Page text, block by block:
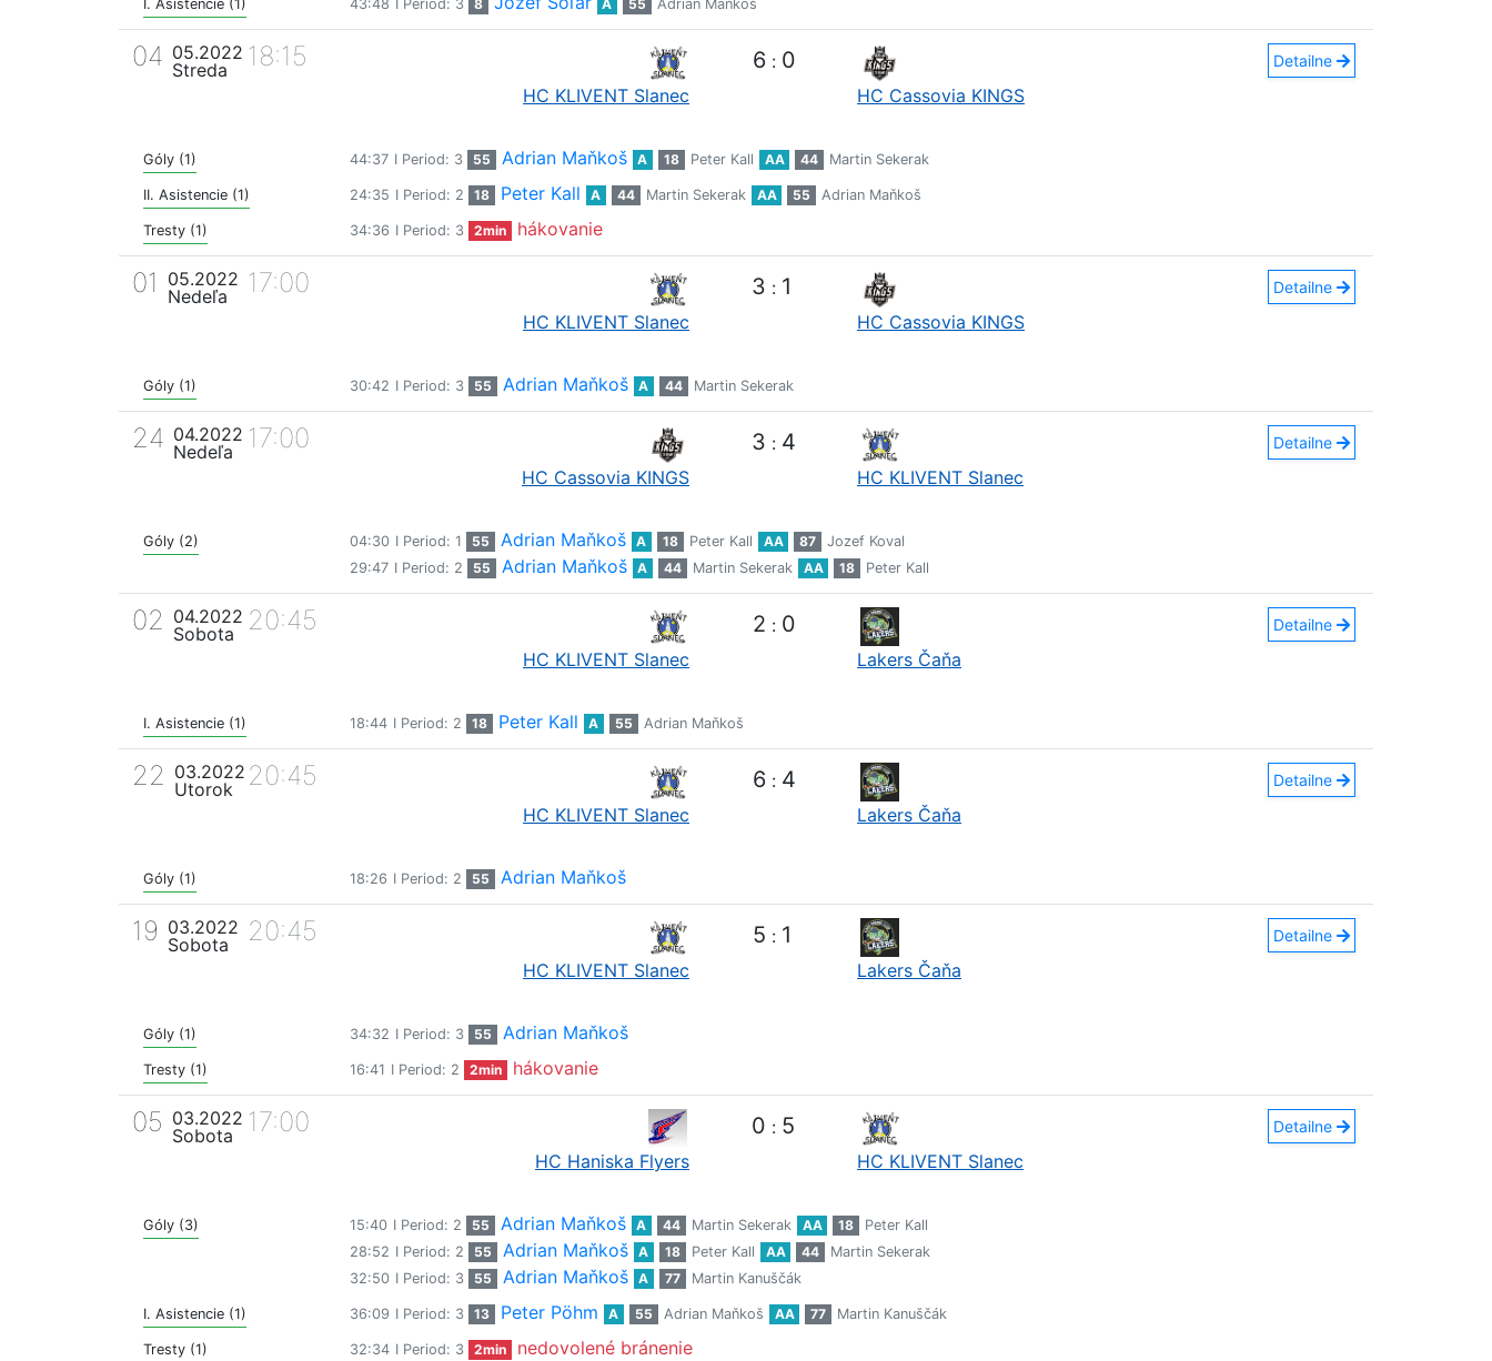
I. Asistencie (1) 43:48 I Period: 3 8 A 55 Adrian Maňkoš
04 05.2022
Streda
18:15
HC KLIVENT Slanec
6 : 0
HC Cassovia KINGS
Detailne
Góly (1) 44:37 I Period: 3 55 Adrian Maňkoš A 18 Peter Kall AA 44 Martin Sekerak
II. Asistencie (1) 24:35 I Period: 2 18 Peter Kall A 44 Martin Sekerak AA 55 Adrian Maňkoš
Tresty (1) 34:36 I Period: 3 2min hákovanie
01
05.2022
Nedeľa
17:00
HC KLIVENT Slanec
3 : 1
HC Cassovia KINGS
Detailne
Góly (1) 30:42 I Period: 3 55 Adrian Maňkoš A 44 Martin Sekerak
24 04.2022
Nedeľa
17:00
HC Cassovia KINGS
3 : 4
HC KLIVENT Slanec
Detailne
Góly (2) 04:30 I Period: 1 55 Adrian Maňkoš A 18 Peter Kall AA 87
Jozef Koval
29:47 I Period: 2 55 Adrian Maňkoš A 44 Martin Sekerak AA 18 Peter Kall
02 04.2022
Sobota
20:45
HC KLIVENT Slanec
2 : 0
Lakers Čaňa
Detailne
I. Asistencie (1) 18:44 I Period: 2 18 Peter Kall A 55 Adrian Maňkoš
22 03.2022
Utorok
20:45
HC KLIVENT Slanec
6 : 4
Lakers Čaňa
Detailne
Góly (1) 18:26 I Period: 2 55 Adrian Maňkoš
19 03.2022
Sobota
20:45
HC KLIVENT Slanec
5 : 1
Lakers Čaňa
Detailne
Góly (1) 34:32 I Period: 3 55 Adrian Maňkoš
Tresty (1) 16:41 I Period: 2 2min hákovanie
05 03.2022
Sobota
17:00
HC Haniska Flyers
0 : 5
HC KLIVENT Slanec
Detailne
Góly (3) 15:40 I Period: 2 55 Adrian Maňkoš A 44 Martin Sekerak AA 18
Peter Kall
28:52 I Period: 2 55 Adrian Maňkoš A 18 Peter Kall AA 44
Martin Sekerak
32:50 I Period: 3 55 Adrian Maňkoš A 77 Martin Kanuščák
I. Asistencie (1) 36:09 I Period: 3 13 Peter Pöhm A 55 Adrian Maňkoš AA 77 Martin Kanuščák
Tresty (1) 32:34 I Period: 3 2min nedovolené bránenie